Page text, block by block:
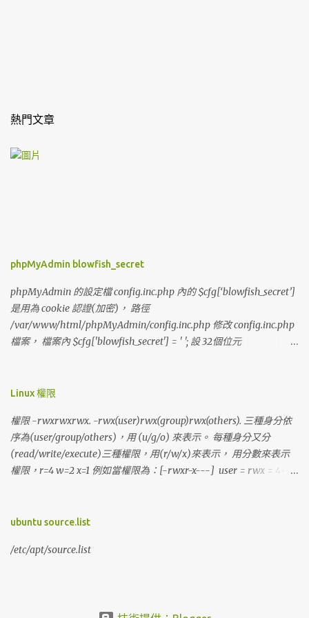
熱門文章
phpMyAdmin blowfish_secret
phpMyAdmin 的設定檔 config.inc.php 內的 $cfg[‘blowfish_secret’]
是用為 cookie 認證(加密)， 路徑
/var/www/html/phpMyAdmin/config.inc.php 修改 config.inc.php
檔案， 檔案內 $cfg['blowfish_secret'] = ' '; 設 32個位元
Linux 權限
權限 -rwxrwxrwx. -rwx(user)rwx(group)rwx(others). 三種身分依
序為(user/group/others)，用 (u/g/o) 來表示。 每種身分又分
(read/write/execute)三種權限，用(r/w/x)來表示， 用分數來表示
權限，r=4 w=2 x=1 例如當權限為：[-rwxr-x---] user = rwx = 4+2+1
ubuntu source.list
/etc/apt/source.list